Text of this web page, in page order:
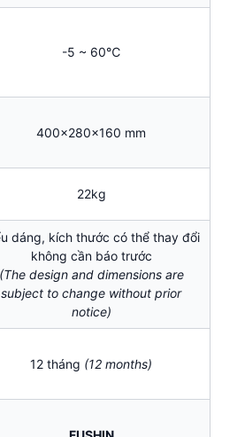
-5 ~ 60℃
400x280x160 mm
22kg
dáng, kích thước có thể thay đổi
không cần báo trước
(The design and dimensions are
subject to change without prior
notice)
12 tháng (12 months)